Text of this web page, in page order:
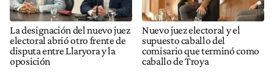
La designación del nuevo juez
electoral abrió otro frente de
disputa entre Llaryora y la
oposición
Nuevo juez electoral y el
supuesto caballo del
comisario que terminó como
caballo de Troya